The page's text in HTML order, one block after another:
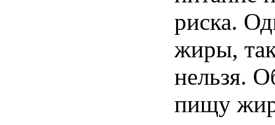
риска.
жиры,
нельзя.
пищу